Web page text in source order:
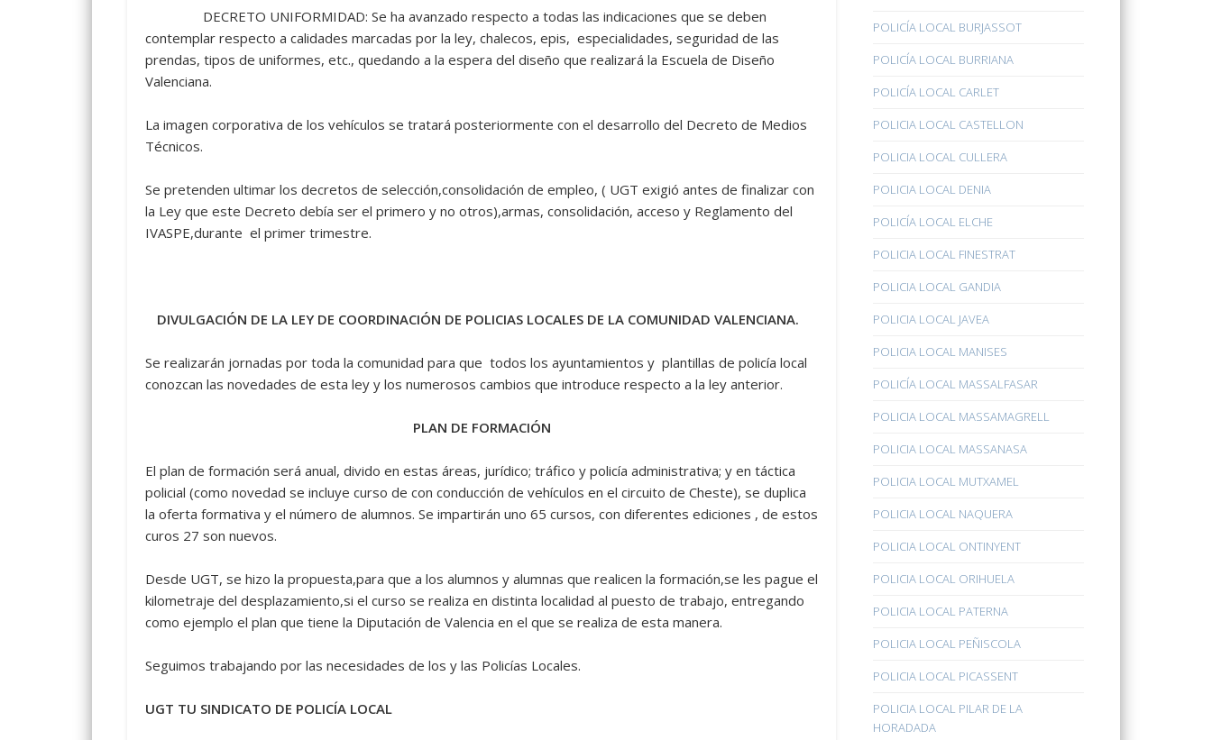
DECRETO UNIFORMIDAD: Se ha avanzado respecto a todas las indicaciones que se deben
contemplar respecto a calidades marcadas por la ley, chalecos, epis, especialidades, seguridad de las
prendas, tipos de uniformes, etc., quedando a la espera del diseño que realizará la Escuela de Diseño
Valenciana.
La imagen corporativa de los vehículos se tratará posteriormente con el desarrollo del Decreto de Medios
Técnicos.
Se pretenden ultimar los decretos de selección,consolidación de empleo, ( UGT exigió antes de finalizar con
la Ley que este Decreto debía ser el primero y no otros),armas, consolidación, acceso y Reglamento del
IVASPE,durante el primer trimestre.
DIVULGACIÓN DE LA LEY DE COORDINACIÓN DE POLICIAS LOCALES DE LA COMUNIDAD VALENCIANA.
Se realizarán jornadas por toda la comunidad para que todos los ayuntamientos y plantillas de policía local
conozcan las novedades de esta ley y los numerosos cambios que introduce respecto a la ley anterior.
PLAN DE FORMACIÓN
El plan de formación será anual, divido en estas áreas, jurídico; tráfico y policía administrativa; y en táctica
policial (como novedad se incluye curso de con conducción de vehículos en el circuito de Cheste), se duplica
la oferta formativa y el número de alumnos. Se impartirán uno 65 cursos, con diferentes ediciones , de estos
curos 27 son nuevos.
Desde UGT, se hizo la propuesta,para que a los alumnos y alumnas que realicen la formación,se les pague el
kilometraje del desplazamiento,si el curso se realiza en distinta localidad al puesto de trabajo, entregando
como ejemplo el plan que tiene la Diputación de Valencia en el que se realiza de esta manera.
Seguimos trabajando por las necesidades de los y las Policías Locales.
UGT TU SINDICATO DE POLICÍA LOCAL
POLICÍA LOCAL BURJASSOT
POLICÍA LOCAL BURRIANA
POLICÍA LOCAL CARLET
POLICIA LOCAL CASTELLON
POLICIA LOCAL CULLERA
POLICIA LOCAL DENIA
POLICÍA LOCAL ELCHE
POLICIA LOCAL FINESTRAT
POLICIA LOCAL GANDIA
POLICIA LOCAL JAVEA
POLICIA LOCAL MANISES
POLICÍA LOCAL MASSALFASAR
POLICIA LOCAL MASSAMAGRELL
POLICIA LOCAL MASSANASA
POLICIA LOCAL MUTXAMEL
POLICIA LOCAL NAQUERA
POLICIA LOCAL ONTINYENT
POLICIA LOCAL ORIHUELA
POLICIA LOCAL PATERNA
POLICIA LOCAL PEÑISCOLA
POLICIA LOCAL PICASSENT
POLICIA LOCAL PILAR DE LA
HORADADA